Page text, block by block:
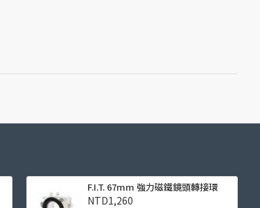
F.I.T. 67mm 強力磁鐵鏡頭轉接環
NTD1,260